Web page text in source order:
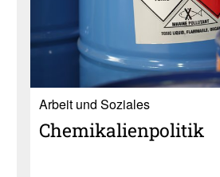
Ar­beit und So­zia­les
Chemi­ka­li­en­po­litik